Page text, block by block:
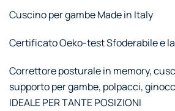
Cuscino per gambe Made in Italy
Certificato Oeko-test Sfoderabile e
Correttore posturale in memory,
supporto per gambe, polpacci,
IDEALE PER TANTE POSIZIONI